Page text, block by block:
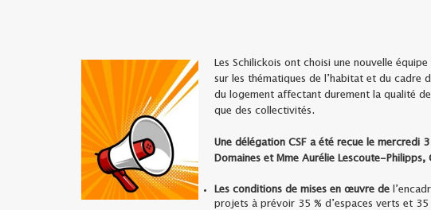
Les Schilickois ont choisi une nouvelle
sur les thématiques de l’habitat et du cadre
du logement affectant durement la qualité
que des collectivités.
Une délégation CSF a été reçue le mercredi
Domaines et Mme Aurélie Lescoute-
Les conditions de mises en œuvre de
projets à prévoir 35 % d’espaces verts et